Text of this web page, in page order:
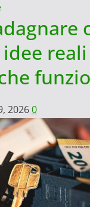
20260